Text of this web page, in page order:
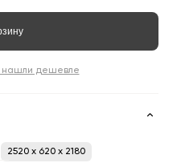
нашли дешевле
2520 x 620 x 2180